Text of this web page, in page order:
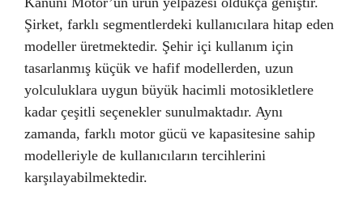
Şirket, farklı segmentlerdeki kullanıcılara hitap eden
modeller üretmektedir. Şehir içi kullanım için
tasarlanmış küçük ve hafif modellerden, uzun
yolculuklara uygun büyük hacimli motosikletlere
kadar çeşitli seçenekler sunulmaktadır. Aynı
zamanda, farklı motor gücü ve kapasitesine sahip
modelleriyle de kullanıcıların tercihlerini
karşılayabilmektedir.